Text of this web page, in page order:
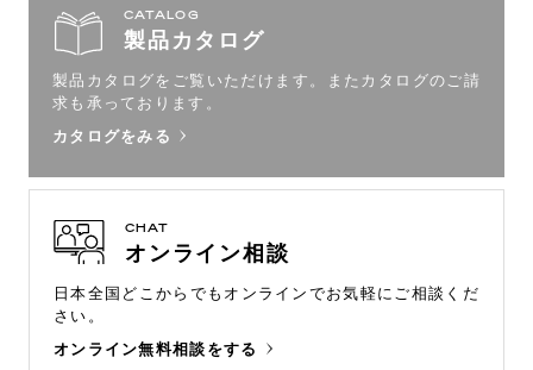
CATALOG
製品カタログ
製品カタログをご覧いただけます。
またカタログのご請
求も承っております。
カタログをみる
CHAT
オンライン相談
日本全国どこからでもオンラインでお気軽にご相談くだ
さい。
オンライン無料相談をする